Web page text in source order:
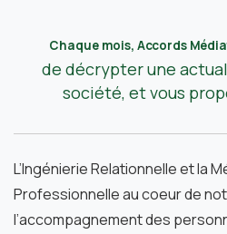
Chaque mois, Accords
de décrypter une
société, et vous
L’Ingénierie Relationnelle et la
Professionnelle au coeur de
l’accompagnement des